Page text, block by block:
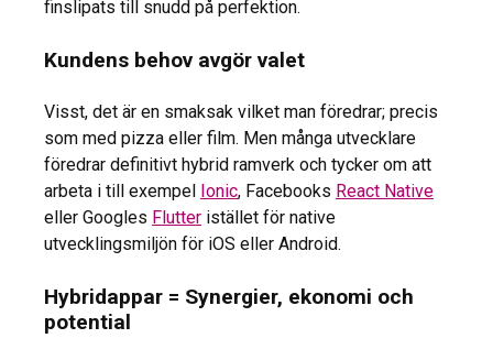
finslipats till snudd på perfektion.
Kundens behov avgör valet
Visst, det är en smaksak vilket man föredrar; precis
som med pizza eller film. Men många utvecklare
föredrar definitivt hybrid ramverk och tycker om att
arbeta i till exempel
Ionic, Facebooks React Native
eller Googles Flutter istället för native
utvecklingsmiljön för iOS eller Android.
Hybridappar = Synergier, ekonomi och
potential